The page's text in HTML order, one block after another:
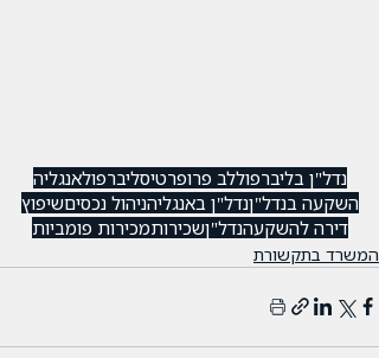
נדל"ן בליברפוללב פרופרטיסליברפולאנגליה
השקעה בנדל"ןנדל"ן באנגליהניהול נכסיםשיפוץ
דירה להשקעהנדל"ןשכירותמכירות פומביות
המשרד בתקשורת